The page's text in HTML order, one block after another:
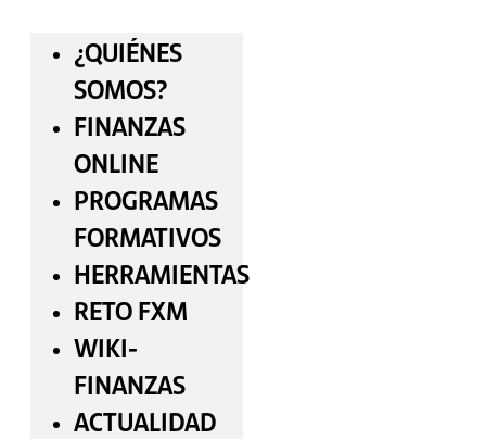
¿QUIÉNES
SOMOS?
FINANZAS
ONLINE
PROGRAMAS
FORMATIVOS
HERRAMIENTAS
RETO FXM
WIKI-
FINANZAS
ACTUALIDAD